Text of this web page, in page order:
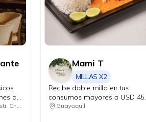
a
Portoviejo, Manta, Montecristi, Chone
Mami T
MILLAS X2
Recibe doble milla en tus
consumos mayores a USD 45.
Guayaquil